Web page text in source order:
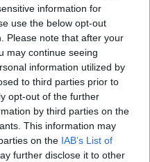
information for
use the below opt-out
Please note that after your
may continue seeing
information utilized by
to third parties prior to
opt-out of the further
by third parties on the
This information may
on the IAB’s List of
further disclose it to other